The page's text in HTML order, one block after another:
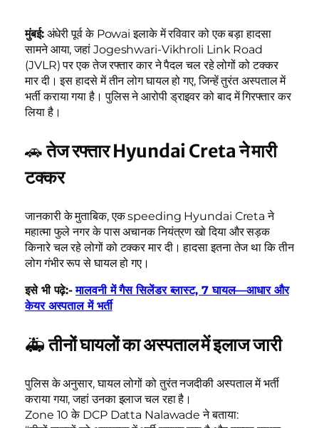
मुंबई:अंधेरी पूर्व के Powai इलाके में रविवार को एक बड़ा हादसा
सामने आया, जहां Jogeshwari-Vikhroli Link Road
(JVLR) पर एक तेज रफ्तार कार ने पैदल चल रहे लोगों को टक्कर
मार दी। इस हादसे में तीन लोग घायल हो गए, जिन्हें तुरंत अस्पताल में
भर्ती कराया गया है। पुलिस ने आरोपी ड्राइवर को बाद में गिरफ्तार कर
लिया है।
🚗तेज रफ्तार Hyundai Creta ने मारी
टक्कर
जानकारी के मुताबिक, एक speeding Hyundai Creta ने
महात्मा फुले नगर के पास अचानक नियंत्रण खो दिया और सड़क
किनारे चल रहे लोगों को टक्कर मार दी। हादसा इतना तेज था कि तीन
लोग गंभीर रूप से घायल हो गए।
इसे भी पढ़े:- मालवनी में गैस सिलेंडर ब्लास्ट, 7 घायल—आधार और
केयर अस्पताल में भर्ती
🚑तीनों घायलों का अस्पताल में इलाज जारी
पुलिस के अनुसार, घायल लोगों को तुरंत नजदीकी अस्पताल में भर्ती
कराया गया, जहां उनका इलाज चल रहा है।
Zone 10 के DCP Datta Nalawade ने बताया: